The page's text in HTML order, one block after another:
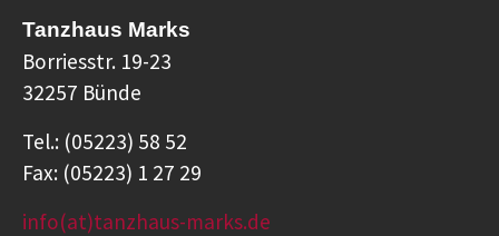
Tanzhaus Marks
Borriesstr. 19-23
32257 Bünde
Tel.: (05223) 58 52
Fax: (05223) 1 27 29
info(at)tanzhaus-marks.de